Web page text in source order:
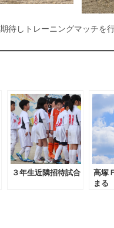
待しトレーニングマッチを
３年生近隣招待試合
高塚
まる